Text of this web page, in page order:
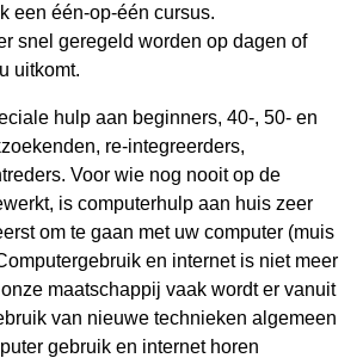
een één-op-één cursus.
snel geregeld worden op dagen of
uitkomt.
hulp aan beginners, 40-, 50- en
re-integreerders,
Voor wie nog nooit op de
is computerhulp aan huis zeer
om te gaan met uw computer (muis
en internet is niet meer
maatschappij vaak wordt er vanuit
van nieuwe technieken algemeen
gebruik en internet horen